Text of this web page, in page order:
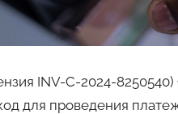
INV-C-2024-
для проведения